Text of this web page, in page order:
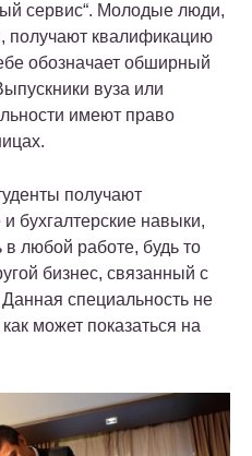
сервис“. Молодые люди,
получают квалификацию
обозначает обширный
вуза или
имеют право
получают
бухгалтерские навыки,
любой работе, будь то
бизнес, связанный с
специальность не
может показаться на